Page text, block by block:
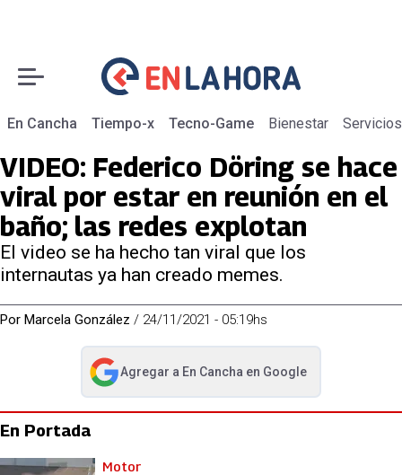
En Cancha Tiempo-x Tecno-Game Bienestar Servicios
VIDEO: Federico Döring se hace
viral por estar en reunión en el
baño; las redes explotan
El video se ha hecho tan viral que los
internautas ya han creado memes.
Por Marcela González / 24/11/2021 - 05:19hs
Agregar a En Cancha en Google
abre en nueva pestaña
En Portada
Motor